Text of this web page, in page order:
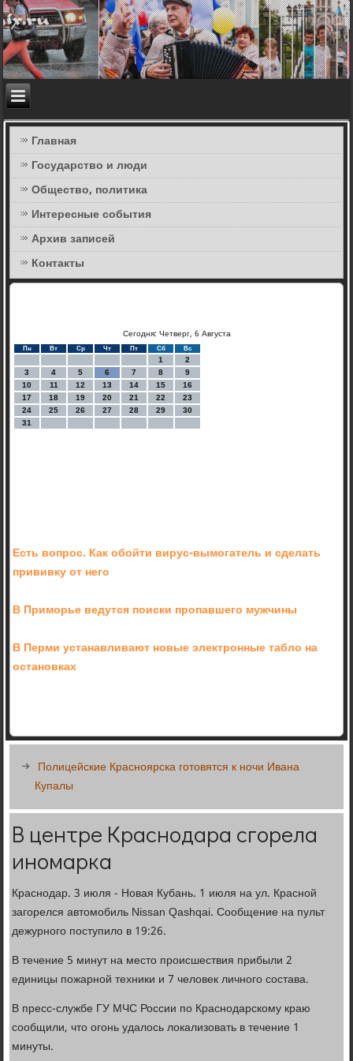
Главная
Государство и люди
Общество, политика
Интересные события
Архив записей
Контакты
Сегодня: Четверг, 6 Августа
Пн Вт Ср Чт Пт Сб Вс
1
2
3
4 5 6 7 8
9
10
11 12 13 14 15
16
17
18 19 20 21 22
23
24
25 26 27 28 29
30
31
Есть вопрос. Как обойти вирус-вымогатель и сделать
прививку от него
В Приморье ведутся поиски пропавшего мужчины
В Перми устанавливают новые электронные табло на
остановках
Полицейские Красноярска готовятся к ночи Ивана
Купалы
В центре Краснодара сгорела
иномарка
Краснодар. 3 июля - Новая Кубань. 1 июля на ул. Красной
загорелся автомобиль Nissan Qashqai. Сообщение на пульт
дежурного поступило в 19:26.
В течение 5 минут на место происшествия прибыли 2
единицы пожарной техники и 7 человек личного состава.
В пресс-службе ГУ МЧС России по Краснодарскому краю
сообщили, что огонь удалось локализовать в течение 1
минуты.